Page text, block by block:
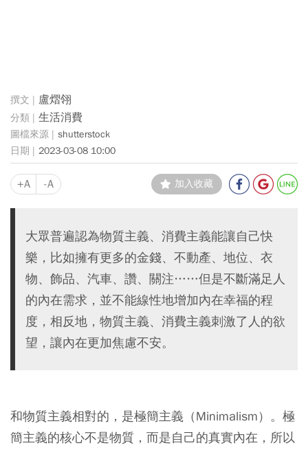
盧熠翎
生活消費
shutterstock
2023-03-08 10:00
+A -A 加入收藏
大眾普遍認為物質主義、消費主義能讓自己快
樂，比如擁有更多的金錢、不動產、地位、衣
物、飾品、汽車、讚、關注……但是不斷滿足人
的內在需求，並不能線性地增加內在幸福的程
度，相反地，物質主義、消費主義刺激了人的欲
望，讓內在更加焦慮不安。
和物質主義相對的，是極簡主義（Minimalism）。極
簡主義的核心不是物質，而是自己的真實內在，所以